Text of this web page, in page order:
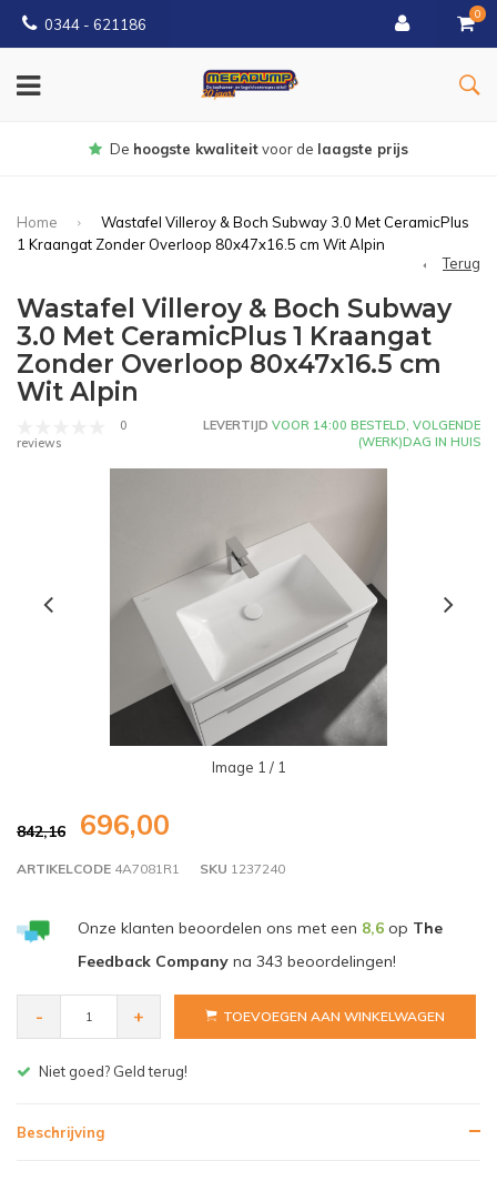
0344 - 621186
0
Gratisbezorgd vanaf € 150
Home
Wastafel Villeroy & Boch Subway 3.0 Met CeramicPlus
1 Kraangat Zonder Overloop 80x47x16.5 cm Wit Alpin
Terug
Wastafel Villeroy & Boch Subway
3.0 Met CeramicPlus 1 Kraangat
Zonder Overloop 80x47x16.5 cm
Wit Alpin
0
reviews
LEVERTIJD VOOR 14:00 BESTELD, VOLGENDE
(WERK)DAG IN HUIS
Image 1 / 1
842,16 696,00
ARTIKELCODE 4A7081R1 SKU 1237240
Onze klanten beoordelen ons met een 8,6op The
Feedback Companyna 343 beoordelingen!
- + TOEVOEGEN AAN WINKELWAGEN
Gratis bezorgen v.a. € 150,- (NL)
Beschrijving